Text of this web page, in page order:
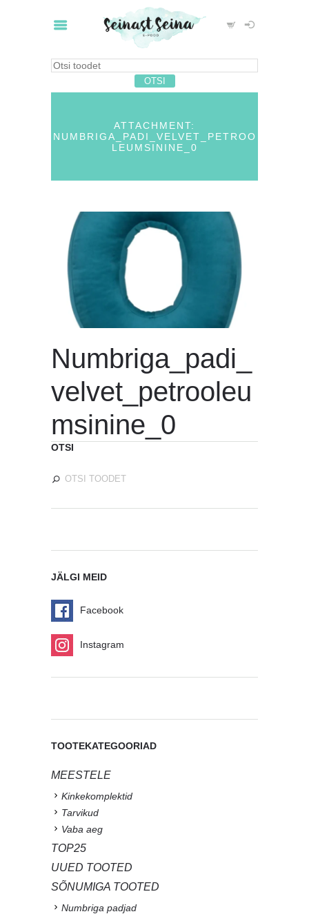
ATTACHMENT:
NUMBRIGA_PADI_VELVET_PETROO
LEUMSININE_0
Numbriga_padi_
velvet_petrooleu
msinine_0
OTSI
JÄLGI MEID
Facebook
Instagram
TOOTEKATEGOORIAD
MEESTELE
Kinkekomplektid
Tarvikud
Vaba aeg
TOP25
UUED TOOTED
SÕNUMIGA TOOTED
Numbriga padjad